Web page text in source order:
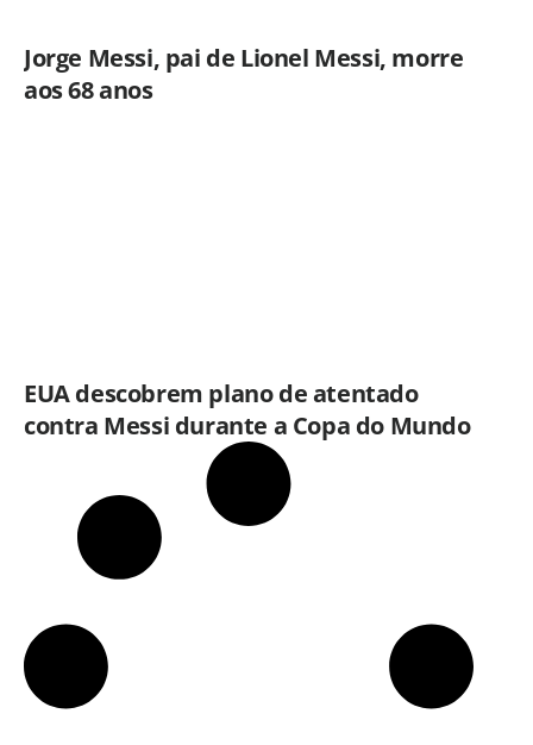
Jorge Messi, pai de Lionel Messi, morre
aos 68 anos
EUA descobrem plano de atentado
contra Messi durante a Copa do Mundo